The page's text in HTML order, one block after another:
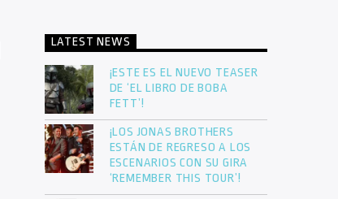
LATEST NEWS
¡ESTE ES EL NUEVO TEASER
DE ‘EL LIBRO DE BOBA
FETT’!
¡LOS JONAS BROTHERS
ESTÁN DE REGRESO A LOS
ESCENARIOS CON SU GIRA
‘REMEMBER THIS TOUR’!